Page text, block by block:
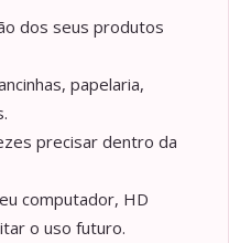
dos seus produtos
papelaria,
precisar dentro da
computador, HD
o uso futuro.